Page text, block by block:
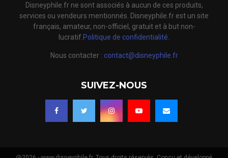
Disneyphile.fr ne sont associés à aucun de ces produits,
services ou vendeurs mentionnés. Disneyphile.fr est un site
français, amateur, non-officiel, gratuit et à but non-
lucratif.Politique de confidentialité.
Nous contacter : contact@disneyphile.fr
SUIVEZ-NOUS